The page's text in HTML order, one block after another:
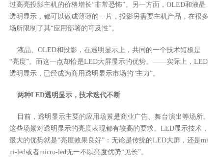
过高亮投影主机的价格增长“非常恐怖”。另一方面，OLED和液晶
透明显示，都可以做成薄薄的一片，投影另需要主机产品，在很多
场所限制了其“应用部署的可及性”。
液晶、OLED和投影，在透明显示上，共同的一个技术短板是
“亮度”。而这一点却恰是LED大屏显示的优势。——实际上，LED
透明显示，已经成为商用透明显示市场的“主力”。
两种LED透明显示，技术迭代不断
目前，透明显示主要的应用场景是商业广告、舞台演出等场所。
这些场景对透明显示的亮度表现都有较高的要求。LED显示技术，
最大的优势就是“亮度效果良好”：无论是传统的LED大屏，还是mi
ni-led或者micro-led无一不以亮度优势“见长”。